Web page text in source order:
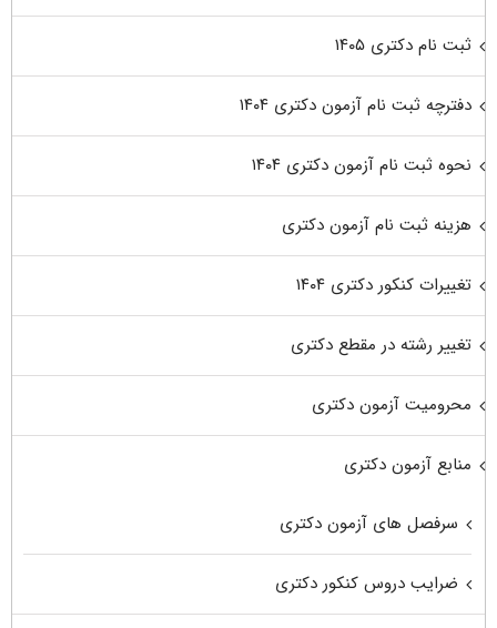
ثبت نام دکتری ۱۴۰۵
دفترچه ثبت نام آزمون دکتری ۱۴۰۴
نحوه ثبت نام آزمون دکتری ۱۴۰۴
هزینه ثبت نام آزمون دکتری
تغییرات کنکور دکتری ۱۴۰۴
تغییر رشته در مقطع دکتری
محرومیت آزمون دکتری
منابع آزمون دکتری
سرفصل های آزمون دکتری
ضرایب دروس کنکور دکتری